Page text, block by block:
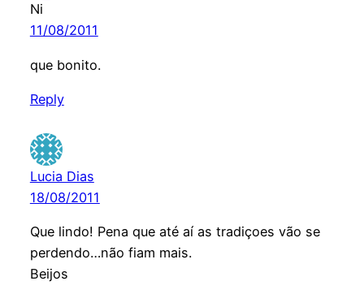
Ni
11/08/2011
que bonito.
Reply
Lucia Dias
18/08/2011
Que lindo! Pena que até aí as tradiçoes vão se
perdendo…não fiam mais.
Beijos